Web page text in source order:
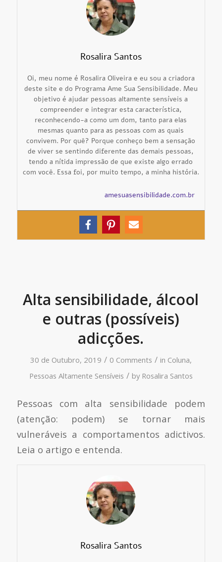
Rosalira Santos
Oi, meu nome é Rosalira Oliveira e eu sou a criadora
deste site e do Programa Ame Sua Sensibilidade. Meu
objetivo é ajudar pessoas altamente sensíveis a
compreender e integrar esta característica,
reconhecendo-a como um dom, tanto para elas
mesmas quanto para as pessoas com as quais
convivem. Por quê? Porque conheço bem a sensação
de viver se sentindo diferente das demais pessoas,
tendo a nítida impressão de que existe algo errado
com você. Essa foi, por muito tempo, a minha história.
amesuasensibilidade.com.br
Alta sensibilidade, álcool
e outras (possíveis)
adicções.
30 de Outubro, 2019 / 0 Comments / in Coluna,
Pessoas Altamente Sensíveis / by Rosalira Santos
Pessoas com alta sensibilidade podem
(atenção: podem) se tornar mais
vulneráveis a comportamentos adictivos.
Leia o artigo e entenda.
Rosalira Santos